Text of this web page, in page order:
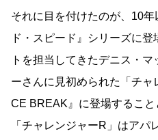
それに目を付けたのが、10
ド・スピード』シリーズに
トを担当してきたデニス・
ーさんに見初められた「チャ
CE BREAK』に登場するこ
「チャレンジャーR」はア